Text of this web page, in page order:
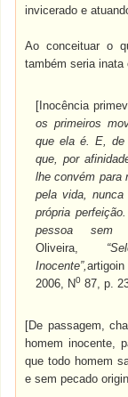
invicerado e
Ao conceituar o
também seria
[Inocência
os primeiros
que ela é. E, de
que, por
lhe convém para
pela vida,
própria
pessoa sem
Oliveira,
Inocente”,artigoin
2006, N0 87, p.
[De passagem,
homem inocente,
que todo homem
e sem pecado